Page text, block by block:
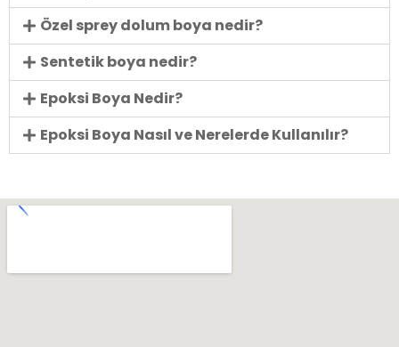
Özel sprey dolum boya nedir?
Sentetik boya nedir?
Epoksi Boya Nedir?
Epoksi Boya Nasıl ve Nerelerde Kullanılır?